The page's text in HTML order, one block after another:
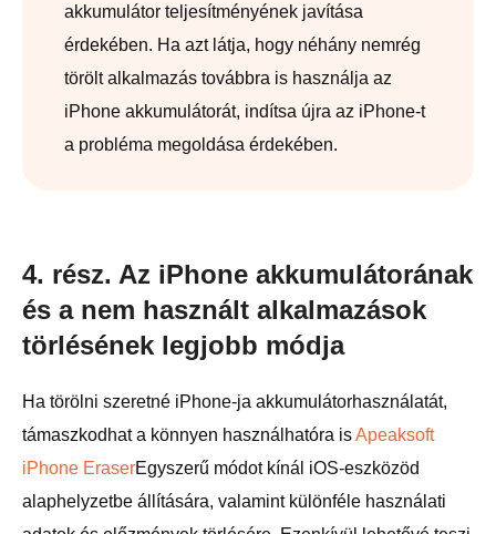
akkumulátor teljesítményének javítása
érdekében. Ha azt látja, hogy néhány nemrég
törölt alkalmazás továbbra is használja az
iPhone akkumulátorát, indítsa újra az iPhone-t
a probléma megoldása érdekében.
4. rész. Az iPhone akkumulátorának
és a nem használt alkalmazások
törlésének legjobb módja
Ha törölni szeretné iPhone-ja akkumulátorhasználatát,
támaszkodhat a könnyen használhatóra isApeaksoft
iPhone EraserEgyszerű módot kínál iOS-eszközöd
alaphelyzetbe állítására, valamint különféle használati